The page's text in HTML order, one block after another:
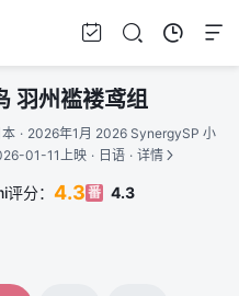
羽州褴褛鸢组
本 · 2026年1月 2026 SynergySP 小
01-11上映 · 日语 · 详情
分： 4.3 番 4.3